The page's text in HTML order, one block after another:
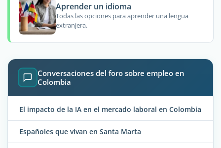
Aprender un idioma
Todas las opciones para aprender una lengua
extranjera.
Conversaciones del foro sobre empleo en
Colombia
El impacto de la IA en el mercado laboral en Colombia
Españoles que vivan en Santa Marta